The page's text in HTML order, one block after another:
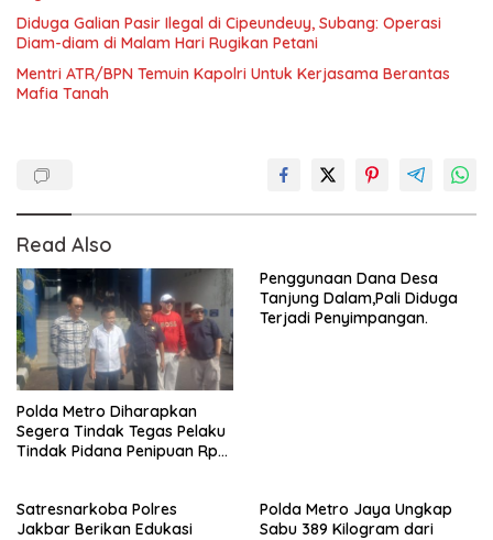
Diduga Galian Pasir Ilegal di Cipeundeuy, Subang: Operasi
Diam-diam di Malam Hari Rugikan Petani
Mentri ATR/BPN Temuin Kapolri Untuk Kerjasama Berantas
Mafia Tanah
Read Also
Polda Metro Diharapkan
Segera Tindak Tegas Pelaku
Tindak Pidana Penipuan Rp
Penggunaan Dana Desa
Tanjung Dalam,Pali Diduga
Terjadi Penyimpangan.
Satresnarkoba Polres
Jakbar Berikan Edukasi
Polda Metro Jaya Ungkap
Sabu 389 Kilogram dari